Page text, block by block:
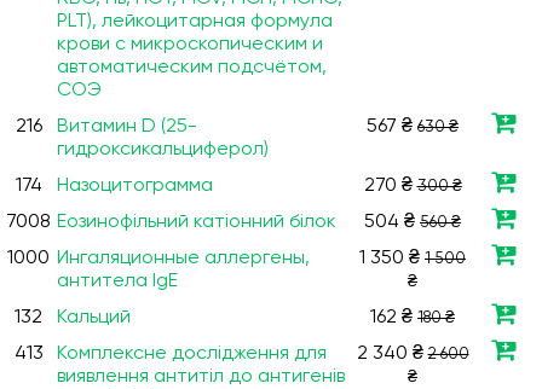
PLT), лейкоцитарная формула
крови с микроскопическим и
автоматическим подсчётом,
СОЭ
216
Витамин D (25-
гидроксикальциферол)
567 ₴ 630 ₴
174 Назоцитограмма 270 ₴300 ₴
7008 Еозинофільний катіонний білок 504 ₴ 560 ₴
1000 Ингаляционные аллергены,
антитела IgE
1 350 ₴ 1 500
₴
132 Кальций 162 ₴ 180 ₴
413
Комплексне дослідження для
виявлення антитіл до антигенів
2 340 ₴2 600
₴